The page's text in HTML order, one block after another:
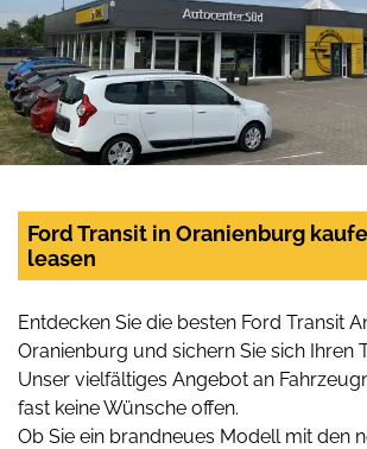
Ford Transit in Oranienburg
leasen
Entdecken Sie die besten Ford Transit
Oranienburg und sichern Sie sich Ihren
Unser vielfältiges Angebot an
fast keine Wünsche offen.
Ob Sie ein brandneues Modell mit den